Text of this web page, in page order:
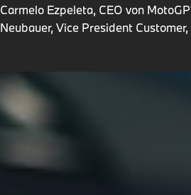
Carmelo Ezpeleta, CEO von
Neubauer, Vice President